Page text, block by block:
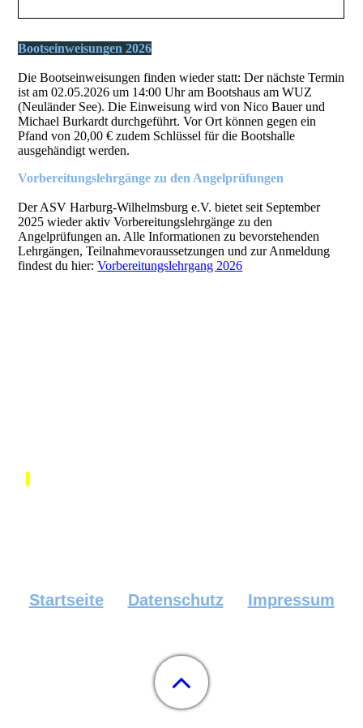
Bootseinweisungen 2026
Die Bootseinweisungen finden wieder statt: Der nächste Termin
ist am 02.05.2026 um 14:00 Uhr am Bootshaus am WUZ
(Neuländer See). Die Einweisung wird von Nico Bauer und
Michael Burkardt durchgeführt. Vor Ort können gegen ein
Pfand von 20,00 € zudem Schlüssel für die Bootshalle
ausgehändigt werden.
Vorbereitungslehrgänge zu den Angelprüfungen
Der ASV Harburg-Wilhelmsburg e.V. bietet seit September
2025 wieder aktiv Vorbereitungslehrgänge zu den
Angelprüfungen an. Alle Informationen zu bevorstehenden
Lehrgängen, Teilnahmevoraussetzungen und zur Anmeldung
findest du hier:Vorbereitungslehrgang 2026
Startseite Datenschutz Impressum